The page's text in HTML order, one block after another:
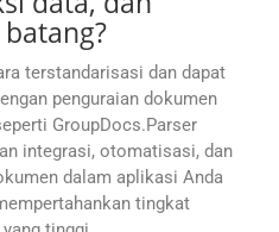
terstandarisasi dan dapat
penguraian dokumen
GroupDocs.Parser
integrasi, otomatisasi, dan
dalam aplikasi Anda
tingkat